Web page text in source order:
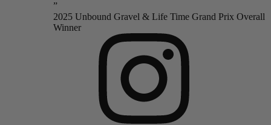
”
2025 Unbound Gravel & Life Time Grand Prix Overall
Winner